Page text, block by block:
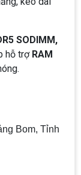
SODIMM,
hỗ trợRAM
Bom, Tỉnh